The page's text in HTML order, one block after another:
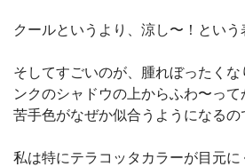
クールというより、涼し〜！という
そしてすごいのが、腫れぼったく
ンクのシャドウの上からふわ〜って
苦手色がなぜか似合うようになるの
私は特にテラコッタカラーが目元